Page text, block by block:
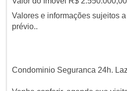
Valores e informações sujeitos
prévio..
Condominio Seguranca 24h.